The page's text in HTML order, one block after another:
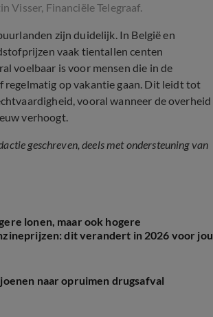
Visser, Financiële Telegraaf.
zijn duidelijk. In België en
vaak tientallen centen
voelbaar is voor mensen die in de
regelmatig op vakantie gaan. Dit leidt tot
vooral wanneer de overheid
verhoogt.
geschreven, deels met ondersteuning van
lonen, maar ook hogere
dit verandert in 2026 voor jou
naar opruimen drugsafval